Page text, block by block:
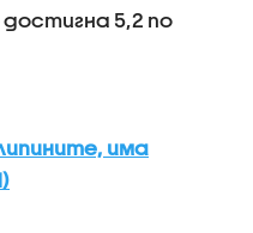
5,2 по
има